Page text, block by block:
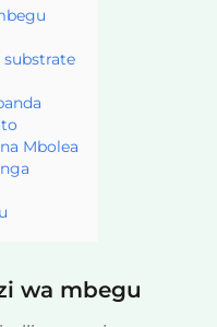
substrate
Mbolea
wa mbegu